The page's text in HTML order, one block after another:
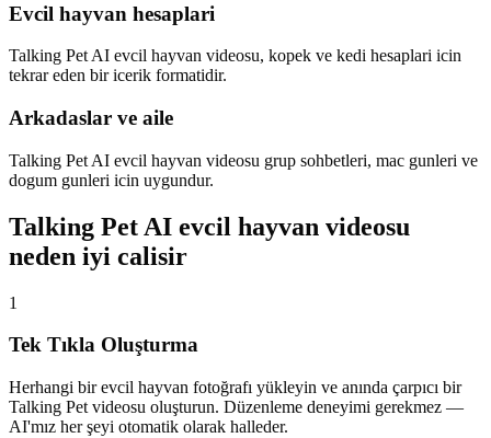
Evcil hayvan hesaplari
Talking Pet AI evcil hayvan videosu, kopek ve kedi hesaplari icin
tekrar eden bir icerik formatidir.
Arkadaslar ve aile
Talking Pet AI evcil hayvan videosu grup sohbetleri, mac gunleri ve
dogum gunleri icin uygundur.
Talking Pet AI evcil hayvan videosu
neden iyi calisir
1
Tek Tıkla Oluşturma
Herhangi bir evcil hayvan fotoğrafı yükleyin ve anında çarpıcı bir
Talking Pet videosu oluşturun. Düzenleme deneyimi gerekmez —
AI'mız her şeyi otomatik olarak halleder.